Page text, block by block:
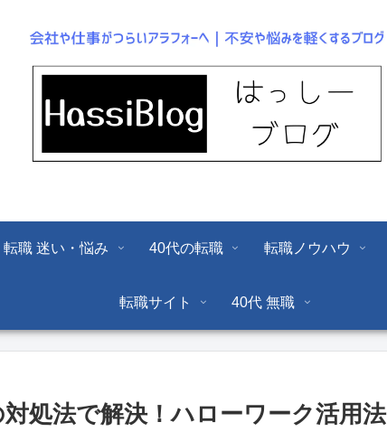
転職 迷い・悩み 40代の転職 転職ノウハウ
転職サイト 40代 無職
処法で解決！ハローワーク活用法